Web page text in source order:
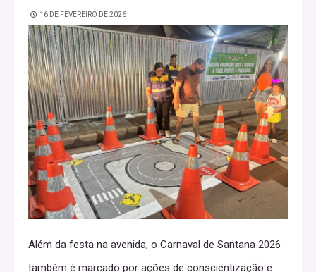
16 DE FEVEREIRO DE 2026
Além da festa na avenida, o Carnaval de Santana 2026
também é marcado por ações de conscientização e